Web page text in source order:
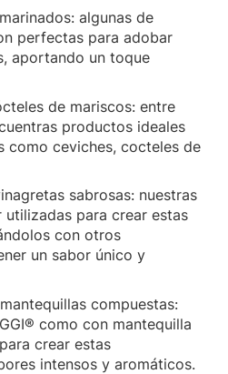
algunas de
perfectas para adobar
aportando un toque
de mariscos: entre
productos ideales
como ceviches, cocteles de
sabrosas: nuestras
utilizadas para crear estas
con otros
un sabor único y
compuestas:
como con mantequilla
crear estas
intensos y aromáticos.